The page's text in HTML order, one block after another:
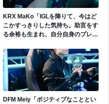
KRX MaKo「IGLを降りて、今はど
こかすっきりした気持ち。助言をす
る余裕も生まれ、自分自身のプレイ
している。」
DFM Meiy「ポジティブなこととい